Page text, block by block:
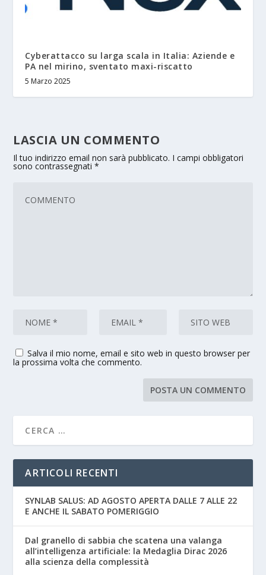
Cyberattacco su larga scala in Italia: Aziende e
PA nel mirino, sventato maxi-riscatto
5 Marzo 2025
LASCIA UN COMMENTO
Il tuo indirizzo email non sarà pubblicato. I campi obbligatori
sono contrassegnati*
Salva il mio nome, email e sito web in questo browser per
la prossima volta che commento.
ARTICOLI RECENTI
SYNLAB SALUS: AD AGOSTO APERTA DALLE 7 ALLE 22
E ANCHE IL SABATO POMERIGGIO
Dal granello di sabbia che scatena una valanga
all’intelligenza artificiale: la Medaglia Dirac 2026
alla scienza della complessità